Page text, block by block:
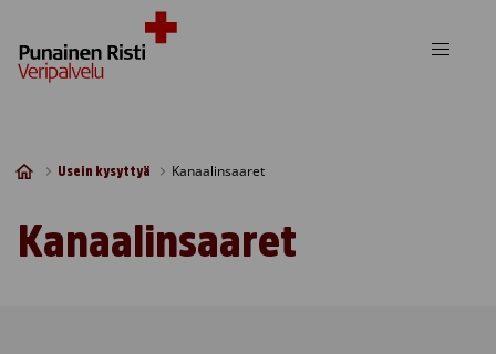
Usein kysyttyä Kanaalinsaaret
Kanaalinsaaret